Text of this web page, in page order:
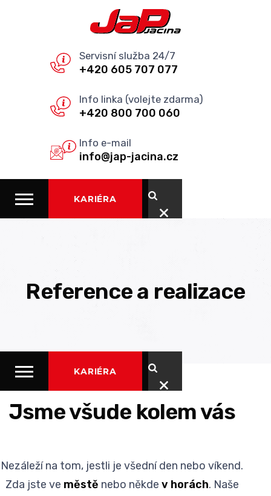
Servisní služba 24/7
+420 605 707 077
Info linka (volejte zdarma)
+420 800 700 060
Info e-mail
info@jap-jacina.cz
KARIÉRA
KARIÉRA
Reference a realizace
Jsme všude kolem vás
Nezáleží na tom, jestli je všední den nebo víkend.
Zda jste ve městě nebo někde v horách. Naše